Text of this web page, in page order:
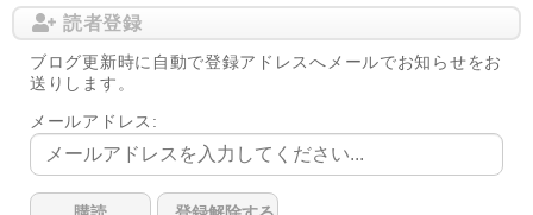
読者登録
ブログ更新時に自動で登録アドレスへメールでお知らせをお
送りします。
メールアドレス: